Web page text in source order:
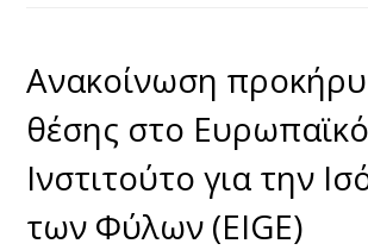
Ανακοίνωση
θέσης στο Ευρωπαϊκό
Ινστιτούτο για την
των Φύλων (EIGE)